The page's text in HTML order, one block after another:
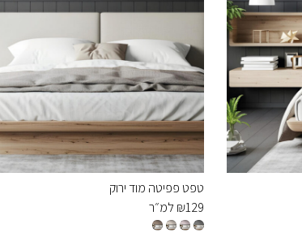
טפט פפיטה מוד ירוק
₪129 למ״ר